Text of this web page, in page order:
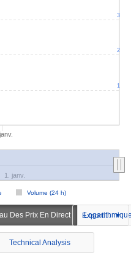
Volume (24 h)
1. janv.
1
2
3
Des Prix En Direct Exportation
Technical Analysis